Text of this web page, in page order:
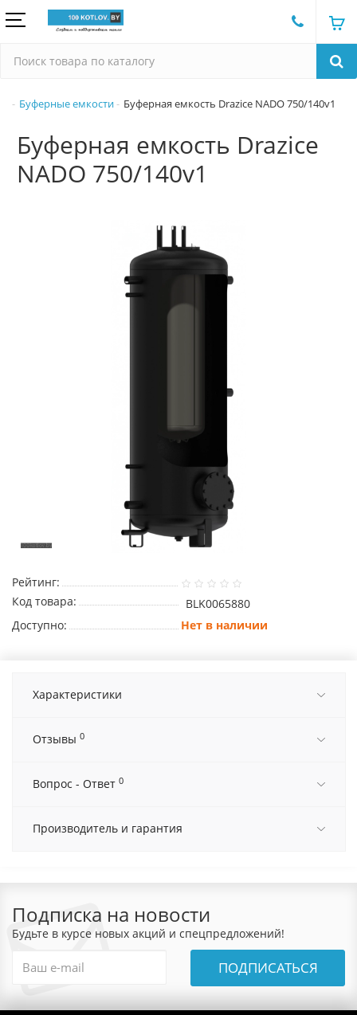
Буферные емкости Буферная емкость Drazice NADO 750/140v1
Буферная емкость Drazice
NADO 750/140v1
Рейтинг:
Код товара:
BLK0065880
Доступно:
Нет в наличии
Характеристики
Отзывы 0
Вопрос - Ответ 0
Производитель и гарантия
Подписка на новости
Будьте в курсе новых акций и спецпредложений!
ПОДПИСАТЬСЯ